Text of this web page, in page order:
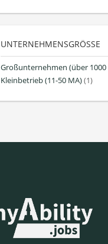
UNTERNEHMENSGRÖSSE
Großunternehmen (über 1000
Kleinbetrieb (11-50 MA)(1)